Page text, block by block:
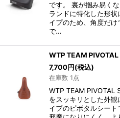
です。 裏が掴み易く
ランドに特化した形
イプのため、角度だ
で…
WTP TEAM
7,700円(税込)
在庫数 1点
WTP TEAM PIVOTAL
をスッキリとした外
イプのピボタルシー